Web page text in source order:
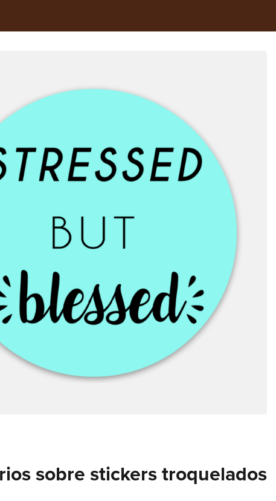
sobre stickers troquelados